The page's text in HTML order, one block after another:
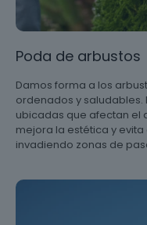
Poda de arbustos
Damos forma a los
ordenados y
ubicadas que afectan el
mejora la estética y
invadiendo zonas de